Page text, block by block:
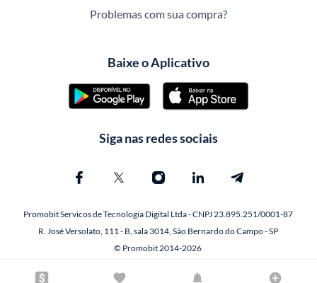
Problemas com sua compra?
Baixe o Aplicativo
Siga nas redes sociais
Promobit Servicos de Tecnologia Digital Ltda - CNPJ 23.895.251/0001-87
R. José Versolato, 111 - B, sala 3014, São Bernardo do Campo - SP
© Promobit 2014-2026